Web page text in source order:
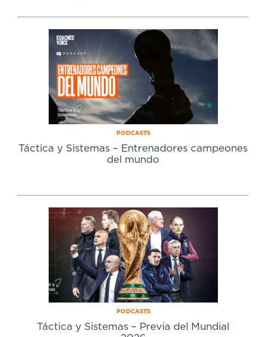
PODCASTS
Táctica y Sistemas – Entrenadores campeones
del mundo
PODCASTS
Táctica y Sistemas – Previa del Mundial